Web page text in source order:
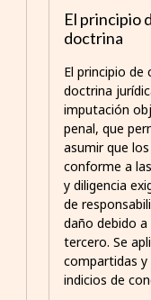
El principio
doctrina
El principio de
doctrina
imputación
penal, que
asumir que
conforme a
y diligencia
de
daño debido a
tercero. Se
compartidas y
indicios de